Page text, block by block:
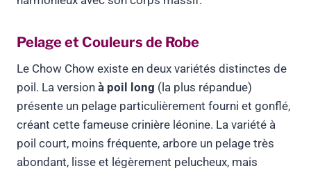
Pelage et Couleurs de Robe
Le Chow Chow existe en deux variétés distinctes de
poil. La version à poil long (la plus répandue)
présente un pelage particulièrement fourni et gonflé,
créant cette fameuse crinière léonine. La variété à
poil court, moins fréquente, arbore un pelage très
abondant, lisse et légèrement pelucheux, mais